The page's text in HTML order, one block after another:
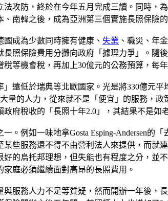
攻防，終於在今年五月完成三讀。同時，
南韓之後，成為亞洲第三個實施長照保險的
成為少數同時擁有健康、 失業 、職災、年
照保險費用分攤向政府「據理力爭」。隨
等機會稅，再加上30億元的公務預算，每年
遠低於瑞典等北歐國家。光是將330億元
量的人力，從來就不是「便宜」的服務，
府稅收的「長照十年2.0」，其結果不是
。例如一味地拿Gosta Esping-Andersen的
些服務還不得不由營利法人來提供，而就
的烏托邦理想，但失能也有程度之分，
庭必須繼續面對高昂的長照費用。
服務人力不足等質疑，然而開辦一年後，